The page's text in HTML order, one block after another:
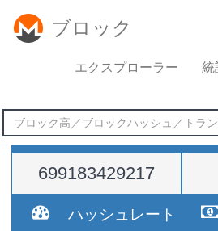
ブロック
エクスプローラー 統
難易度
699183429217
ハッシュレート